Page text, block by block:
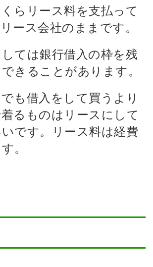
らリース料を支払って
ース会社のままです。
ては銀行借入の枠を残
きることがあります。
も借入をして買うより
るものはリースにして
です。リース料は経費
。